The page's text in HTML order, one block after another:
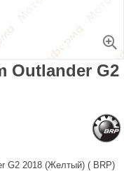
Outlander G2
G2 2018 (Желтый) ( BRP)